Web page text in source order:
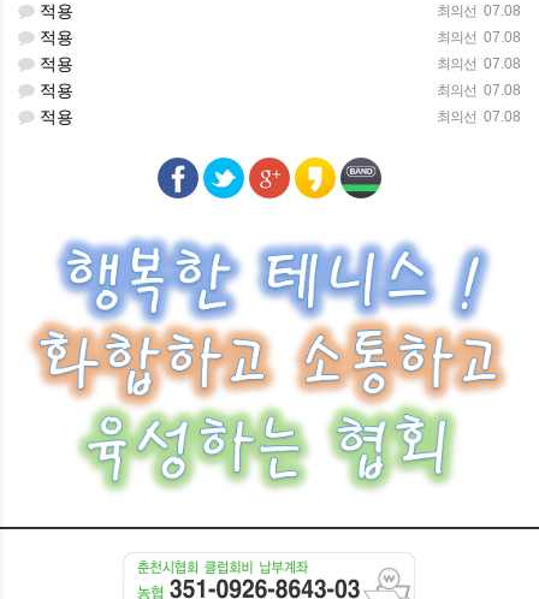
"홈페이지"은 제1항과 같이 회원으로 가입할 것을 신청한 이용자
가입신청자가 이 약관 제7조제3항에 의하여 이전에
회원자격을 상실한 적이 있는 경우, 다만 제7조제3항에
의한 회원자격 상실후 3년이 경과한 자로서 "홈페이지"의
등록 내용에 허위, 기재누락, 오기가 있는 경우
"홈페이지"의 게시판은 실명 운영을 원칙으로 하며 실명을
컨텐츠를 관리자가 임의삭제 및 강제 회원 박탁이
가능하다.
기타 회원으로 등록하는 것이 "홈페이지"의 기술상 현저히
지장이 있다고 판단되는 경우
회원가입계약의 성립시기는 "홈페이지"의 승낙이 회원에게
도달한 시점으로 합니다.
회원은 회원가입 시 등록한 사항에 변경이 있는 경우, 상당한 기간
이내에 "홈페이지"에 대하여 회원정보 수정 등의 방법으로 그
변경사항을 알려야 합니다.
제7조 회원 탈퇴 및 자격 상실 등
회원은 "홈페이지"에 언제든지 탈퇴를 요청할 수 있으며
"홈페이지"은 즉시 회원탈퇴를 처리합니다.
최의선 07.08
적용
최의선 07.08
적용
최의선 07.08
적용
최의선 07.08
적용
최의선 07.08
적용